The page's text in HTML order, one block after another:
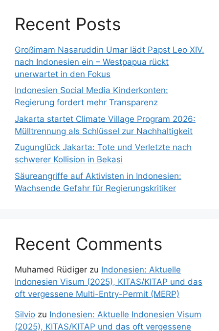
Recent Posts
Großimam Nasaruddin Umar lädt Papst Leo XIV.
nach Indonesien ein – Westpapua rückt
unerwartet in den Fokus
Indonesien Social Media Kinderkonten:
Regierung fordert mehr Transparenz
Jakarta startet Climate Village Program 2026:
Mülltrennung als Schlüssel zur Nachhaltigkeit
Zugunglück Jakarta: Tote und Verletzte nach
schwerer Kollision in Bekasi
Säureangriffe auf Aktivisten in Indonesien:
Wachsende Gefahr für Regierungskritiker
Recent Comments
Muhamed Rüdiger zu Indonesien: Aktuelle
Indonesien Visum (2025), KITAS/KITAP und das
oft vergessene Multi-Entry-Permit (MERP)
Silvio zu Indonesien: Aktuelle Indonesien Visum
(2025), KITAS/KITAP und das oft vergessene